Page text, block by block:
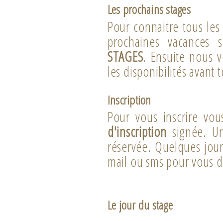
Les prochains stages
Pour connaitre tous
prochaines
STAGES. Ensuite nous
les disponibilités avant
Inscription
Pour vous inscrire
d'inscription signée.
réservée. Quelques
mail ou sms pour vous
Le jour du stage